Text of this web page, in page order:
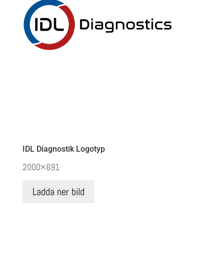
IDL Diagnostik Logotyp
2000×691
Ladda ner bild